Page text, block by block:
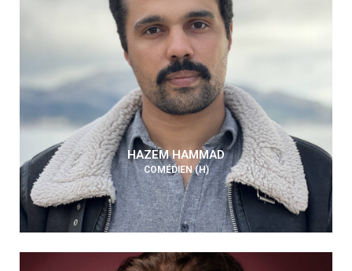
HAZEM HAMMAD
COMÉDIEN (H)